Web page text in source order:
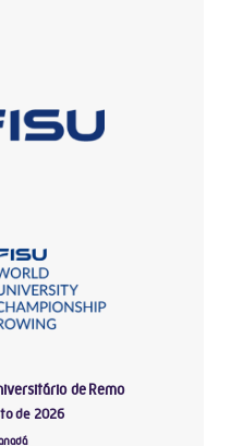
de Remo
de 2026